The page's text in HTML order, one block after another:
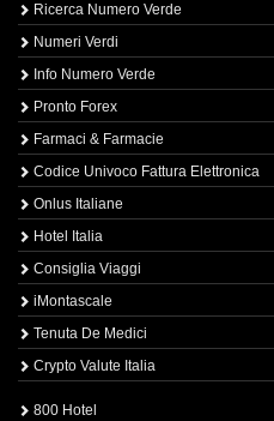
Ricerca Numero Verde
Numeri Verdi
Info Numero Verde
Pronto Forex
Farmaci & Farmacie
Codice Univoco Fattura Elettronica
Onlus Italiane
Hotel Italia
Consiglia Viaggi
iMontascale
Tenuta De Medici
Crypto Valute Italia
800 Hotel